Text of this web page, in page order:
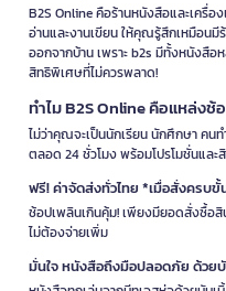
B2S Online คือร้านหนังสือและเครื่
อ่านและงานเขียน ให้คุณรู้สึกเหมือน
ออกจากบ้าน เพราะ b2s มีทั้งหนังสื
สิทธิพิเศษที่ไม่ควรพลาด!
ทำไม B2S Online คือแหล่ง
ไม่ว่าคุณจะเป็นนักเรียน นักศึกษา ค
ตลอด 24 ชั่วโมง พร้อมโปรโมชั่นและ
ฟรี! ค่าจัดส่งทั่วไทย *เมื่อสั่งครบ
ช้อปเพลินเกินคุ้ม! เพียงมียอดสั่งซื้อ
ไม่ต้องจ่ายเพิ่ม
มั่นใจ หนังสือถึงมือปลอดภัย ด้วย